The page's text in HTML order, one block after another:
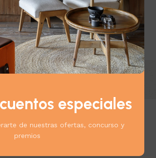
especiales
de nuestras ofertas, concurso y
premios